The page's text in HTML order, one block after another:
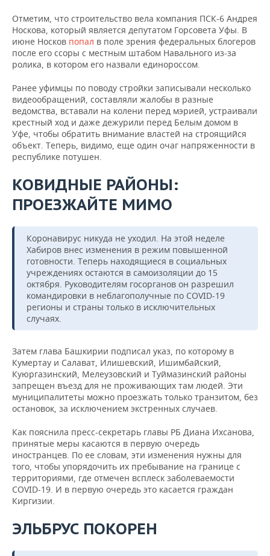
Отметим, что строительство вела компания ПСК-6 Андрея
Носкова, который является депутатом Горсовета Уфы. В
июне Носков попал в поле зрения федеральных блогеров
после его ссоры с местным штабом Навального из-за
ролика, в котором его назвали единороссом.
Ранее уфимцы по поводу стройки записывали несколько
видеообращений, составляли жалобы в разные
ведомства, вставали на колени перед мэрией, устраивали
крестный ход и даже дежурили перед Белым домом в
Уфе, чтобы обратить внимание властей на строящийся
объект. Теперь, видимо, еще один очаг напряженности в
республике потушен.
КОВИДНЫЕ РАЙОНЫ:
ПРОЕЗЖАЙТЕ МИМО
Коронавирус никуда не уходил. На этой неделе
Хабиров внес изменения в режим повышенной
готовности. Теперь находящиеся в социальных
учреждениях остаются в самоизоляции до 15
октября. Руководителям госорганов он разрешил
командировки в неблагополучные по COVID-19
регионы и страны только в исключительных
случаях.
Затем глава Башкирии подписал указ, по которому в
Кумертау и Салават, Илишевский, Ишимбайский,
Куюргазинский, Мелеузовский и Туймазинский районы
запрещен въезд для не проживающих там людей. Эти
муниципалитеты можно проезжать только транзитом, без
остановок, за исключением экстренных случаев.
Как пояснила пресс-секретарь главы РБ Диана Ихсанова,
принятые меры касаются в первую очередь
иностранцев. По ее словам, эти изменения нужны для
того, чтобы упорядочить их пребывание на границе с
территориями, где отмечен всплеск заболеваемости
COVID-19. И в первую очередь это касается граждан
Киргизии.
ЭЛЬБРУС ПОКОРЕН